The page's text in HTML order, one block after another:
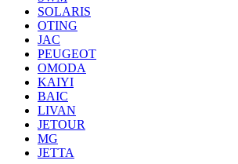
SOLARIS
OTING
JAC
PEUGEOT
OMODA
KAIYI
BAIC
LIVAN
JETOUR
MG
JETTA